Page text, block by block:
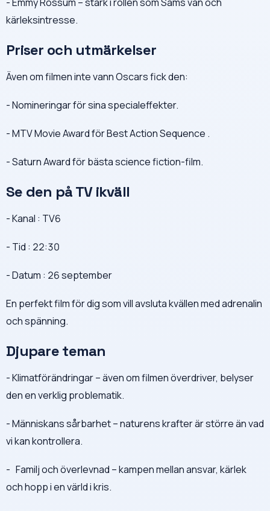
kärleksintresse.
Priser och utmärkelser
Även om filmen inte vann Oscars fick den:
- Nomineringar för sina specialeffekter.
- MTV Movie Award för Best Action Sequence .
- Saturn Award för bästa science fiction-film.
Se den på TV ikväll
- Kanal : TV6
- Tid : 22:30
- Datum : 26 september
En perfekt film för dig som vill avsluta kvällen med adrenalin
och spänning.
Djupare teman
- Klimatförändringar – även om filmen överdriver, belyser
den en verklig problematik.
- Människans sårbarhet – naturens krafter är större än vad
vi kan kontrollera.
- ‍ ‍ Familj och överlevnad – kampen mellan ansvar, kärlek
och hopp i en värld i kris.